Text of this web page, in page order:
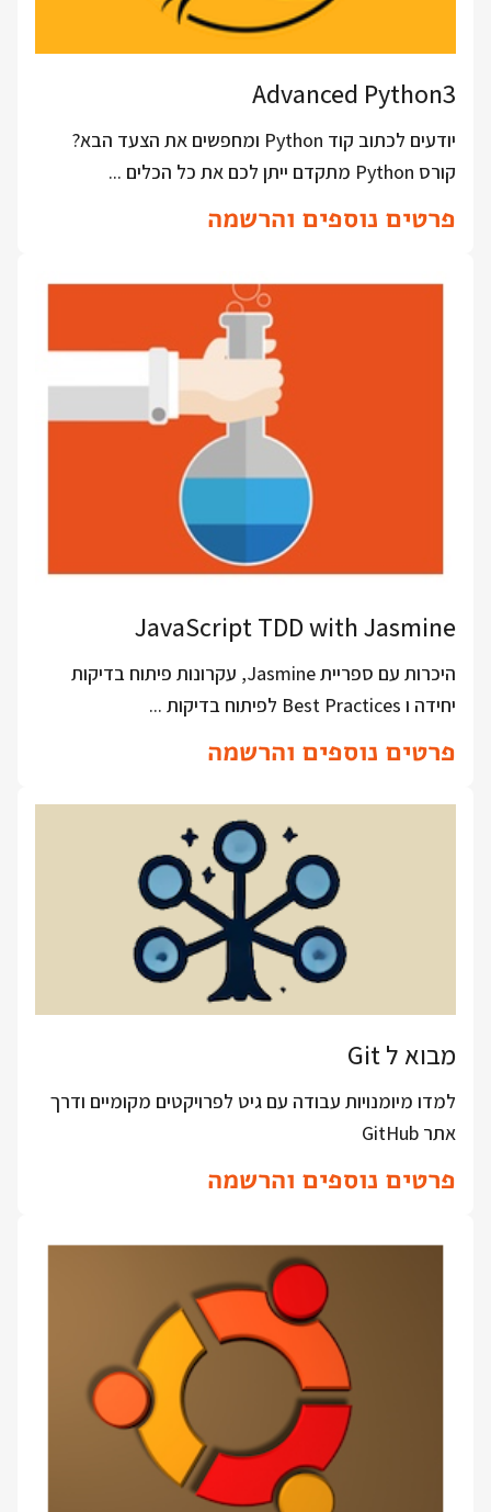
Advanced Python3
יודעים לכתוב קוד Python ומחפשים את הצעד הבא?
קורס Python מתקדם ייתן לכם את כל הכלים ...
פרטים נוספים והרשמה
JavaScript TDD with Jasmine
היכרות עם ספריית Jasmine, עקרונות פיתוח בדיקות
יחידה ו Best Practices לפיתוח בדיקות ...
פרטים נוספים והרשמה
מבוא ל Git
למדו מיומנויות עבודה עם גיט לפרויקטים מקומיים ודרך
אתר GitHub
פרטים נוספים והרשמה